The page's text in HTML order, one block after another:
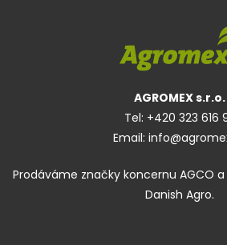
AGROMEX s.r.o.
Tel: +420 323 616
Email:
Prodáváme značky koncernu AGCO
Danish Agro.